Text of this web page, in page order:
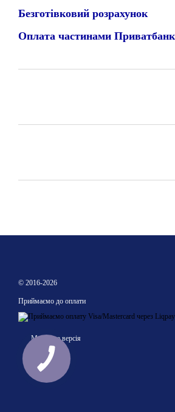
Безготівковий розрахунок
Оплата частинами
© 2016-2026
Приймаємо до оплати
Мобільна версія